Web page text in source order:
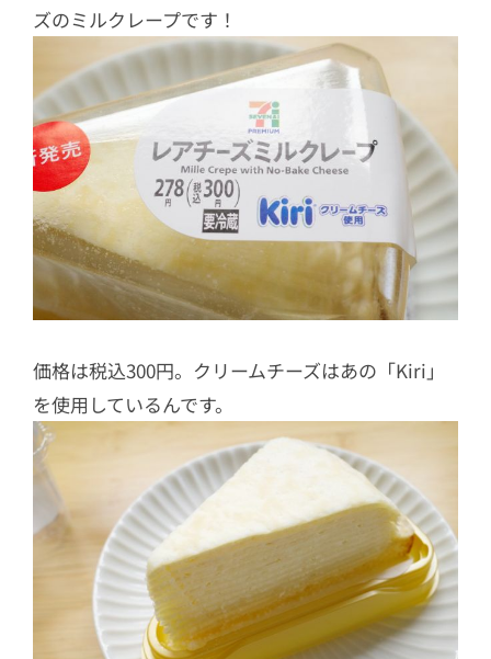
ズのミルクレープです！
価格は税込300円。クリームチーズはあの「Kiri」
を使用しているんです。